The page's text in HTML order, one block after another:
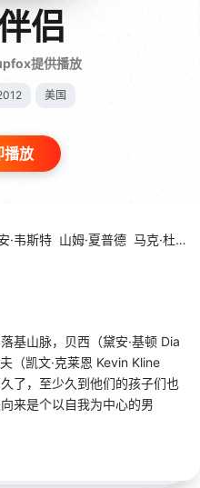
侣
提供播放
美国
播放
·韦斯特 山姆·夏普德 马克·杜普拉斯
山脉，贝西（黛安·基顿 Dia
（凯文·克莱恩 Kevin Kline
了，至少久到他们的孩子们也
来是个以自我为中心的男